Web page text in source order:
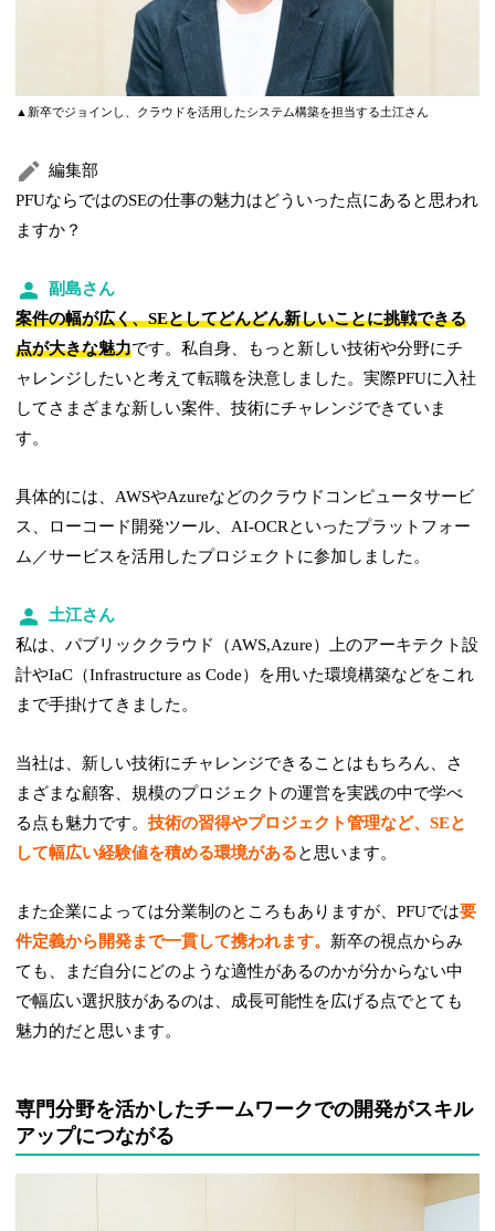
▲新卒でジョインし、クラウドを活用したシステム構築を担当する土江さん
編集部
PFUならではのSEの仕事の魅力はどういった点にあると思われ
ますか？
副島さん
案件の幅が広く、SEとしてどんどん新しいことに挑戦できる
点が大きな魅力です。私自身、もっと新しい技術や分野にチ
ャレンジしたいと考えて転職を決意しました。実際PFUに入社
してさまざまな新しい案件、技術にチャレンジできていま
す。
具体的には、AWSやAzureなどのクラウドコンピュータサービ
ス、ローコード開発ツール、AI-OCRといったプラットフォー
ム／サービスを活用したプロジェクトに参加しました。
土江さん
私は、パブリッククラウド（AWS,Azure）上のアーキテクト設
計やIaC（Infrastructure as Code）を用いた環境構築などをこれ
まで手掛けてきました。
当社は、新しい技術にチャレンジできることはもちろん、さ
まざまな顧客、規模のプロジェクトの運営を実践の中で学べ
る点も魅力です。技術の習得やプロジェクト管理など、SEと
して幅広い経験値を積める環境があると思います。
また企業によっては分業制のところもありますが、PFUでは要
件定義から開発まで一貫して携われます。 新卒の視点からみ
ても、まだ自分にどのような適性があるのかが分からない中
で幅広い選択肢があるのは、成長可能性を広げる点でとても
魅力的だと思います。
専門分野を活かしたチームワークでの開発がスキル
アップにつながる